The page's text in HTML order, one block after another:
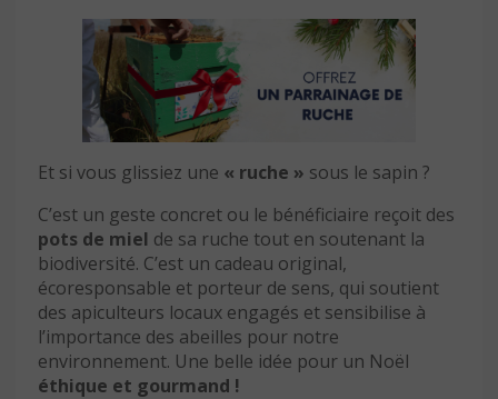
Et si vous glissiez une « ruche » sous le sapin ?
C’est un geste concret ou le bénéficiaire reçoit des
pots de miel de sa ruche tout en soutenant la
biodiversité. C’est un cadeau original,
écoresponsable et porteur de sens, qui soutient
des apiculteurs locaux engagés et sensibilise à
l’importance des abeilles pour notre
environnement. Une belle idée pour un Noël
éthique et gourmand !